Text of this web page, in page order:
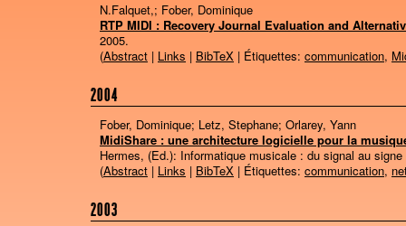
N.Falquet,; Fober, Dominique
RTP MIDI : Recovery Journal Evaluation and
2005.
(Abstract | Links | BibTeX | Étiquettes: communication,
2004
Fober, Dominique; Letz, Stephane; Orlarey, Yann
MidiShare : une architecture logicielle pour la
Hermes, (Ed.): Informatique musicale : du signal au
(Abstract | Links | BibTeX | Étiquettes: communication,
2003